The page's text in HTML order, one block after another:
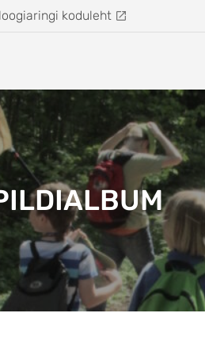
koduleht